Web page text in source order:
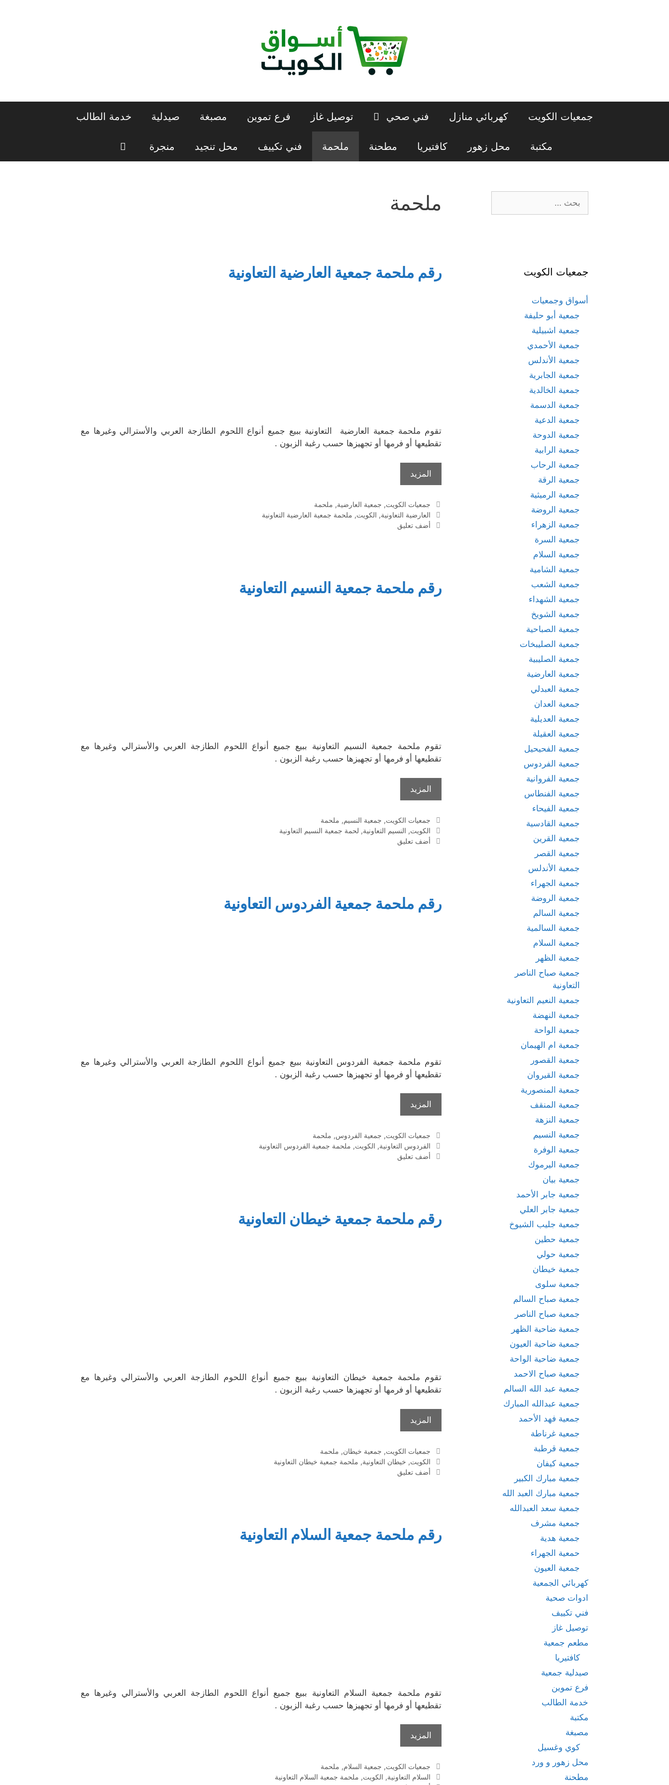
جمعيات الكويت كهربائي منازل فني صحي توصيل غاز فرع تموين مصبغة صيدلية خدمة الطالب
مكتبة محل زهور كافتيريا مطحنة ملحمة فني تكييف محل تنجيد منجرة
ملحمة
رقم ملحمة جمعية العارضية التعاونية
تقوم ملحمة جمعية العارضية التعاونية ببيع جميع أنواع اللحوم الطازجة العربي والأسترالي وغيرها مع
تقطيعها أو فرمها أو تجهيزها حسب رغبة الزبون .
المزيد
التصنيفات
جمعيات الكويت, جمعية العارضية, ملحمة
الوسوم
العارضية التعاونية, الكويت, ملحمة جمعية العارضية التعاونية
أضف تعليق
رقم ملحمة جمعية النسيم التعاونية
تقوم ملحمة جمعية النسيم التعاونية ببيع جميع أنواع اللحوم الطازجة العربي والأسترالي وغيرها مع
تقطيعها أو فرمها أو تجهيزها حسب رغبة الزبون .
المزيد
التصنيفات
جمعيات الكويت, جمعية النسيم, ملحمة
الوسوم
الكويت, النسيم التعاونية, لحمة جمعية النسيم التعاونية
أضف تعليق
رقم ملحمة جمعية الفردوس التعاونية
تقوم ملحمة جمعية الفردوس التعاونية ببيع جميع أنواع اللحوم الطازجة العربي والأسترالي وغيرها مع
تقطيعها أو فرمها أو تجهيزها حسب رغبة الزبون .
المزيد
التصنيفات
جمعيات الكويت, جمعية الفردوس, ملحمة
الوسوم
الفردوس التعاونية, الكويت, ملحمة جمعية الفردوس التعاونية
أضف تعليق
رقم ملحمة جمعية خيطان التعاونية
تقوم ملحمة جمعية خيطان التعاونية ببيع جميع أنواع اللحوم الطازجة العربي والأسترالي وغيرها مع
تقطيعها أو فرمها أو تجهيزها حسب رغبة الزبون .
المزيد
التصنيفات
جمعيات الكويت, جمعية خيطان, ملحمة
الوسوم
الكويت, خيطان التعاونية, ملحمة جمعية خيطان التعاونية
أضف تعليق
رقم ملحمة جمعية السلام التعاونية
تقوم ملحمة جمعية السلام التعاونية ببيع جميع أنواع اللحوم الطازجة العربي والأسترالي وغيرها مع
تقطيعها أو فرمها أو تجهيزها حسب رغبة الزبون .
المزيد
التصنيفات
جمعيات الكويت, جمعية السلام, ملحمة
الوسوم
السلام التعاونية, الكويت, ملحمة جمعية السلام التعاونية
عن:
جمعيات الكويت
أسواق وجمعيات
جمعية أبو حليفة
جمعية اشبيلية
جمعية الأحمدي
جمعية الأندلس
جمعية الجابرية
جمعية الخالدية
جمعية الدسمة
جمعية الدعية
جمعية الدوحة
جمعية الرابية
جمعية الرحاب
جمعية الرقة
جمعية الرميثية
جمعية الروضة
جمعية الزهراء
جمعية السرة
جمعية السلام
جمعية الشامية
جمعية الشعب
جمعية الشهداء
جمعية الشويخ
جمعية الصباحية
جمعية الصليبخات
جمعية الصليبية
جمعية العارضية
جمعية العبدلي
جمعية العدان
جمعية العديلية
جمعية العقيلة
جمعية الفحيحيل
جمعية الفردوس
جمعية الفروانية
جمعية الفنطاس
جمعية الفيحاء
جمعية القادسية
جمعية القرين
جمعية القصر
جمعية الأندلس
جمعية الجهراء
جمعية الروضة
جمعية السالم
جمعية السالمية
جمعية السلام
جمعية الظهر
جمعية صباح الناصر
التعاونية
جمعية النعيم التعاونية
جمعية النهضة
جمعية الواحة
جمعية ام الهيمان
جمعية القصور
جمعية القيروان
جمعية المنصورية
جمعية المنقف
جمعية النزهة
جمعية النسيم
جمعية الوفرة
جمعية اليرموك
جمعية بيان
جمعية جابر الأحمد
جمعية جابر العلي
جمعية جليب الشيوخ
جمعية حطين
جمعية حولي
جمعية خيطان
جمعية سلوى
جمعية صباح السالم
جمعية صباح الناصر
جمعية ضاحية الظهر
جمعية ضاحية العيون
جمعية ضاحية الواحة
جمعية صباح الاحمد
جمعية عبد الله السالم
جمعية عبدالله المبارك
جمعية فهد الأحمد
جمعية غرناطة
جمعية قرطبة
جمعية كيفان
جمعية مبارك الكبير
جمعية مبارك العبد الله
جمعية سعد العبدالله
جمعية مشرف
جمعية هدية
حمعية الجهراء
جمعية العيون
كهربائي الجمعية
ادوات صحية
فني تكييف
توصيل غاز
مطعم جمعية
كافتيريا
صيدلية جمعية
فرع تموين
خدمة الطالب
مكتبة
مصبغة
كوي وغسيل
محل زهور و ورد
مطحنة